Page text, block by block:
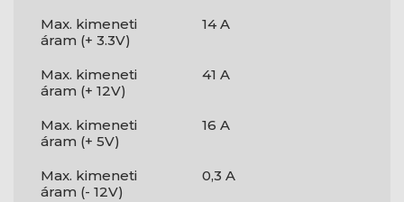
Max. kimeneti
áram (+ 3.3V)
14 A
Max. kimeneti
áram (+ 12V)
41 A
Max. kimeneti
áram (+ 5V)
16 A
Max. kimeneti
áram (- 12V)
0,3 A